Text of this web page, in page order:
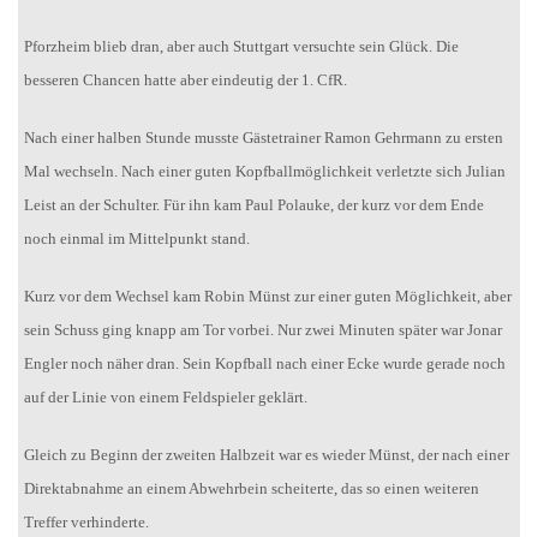
Pforzheim blieb dran, aber auch Stuttgart versuchte sein Glück. Die
besseren Chancen hatte aber eindeutig der 1. CfR.
Nach einer halben Stunde musste Gästetrainer Ramon Gehrmann zu ersten
Mal wechseln. Nach einer guten Kopfballmöglichkeit verletzte sich Julian
Leist an der Schulter. Für ihn kam Paul Polauke, der kurz vor dem Ende
noch einmal im Mittelpunkt stand.
Kurz vor dem Wechsel kam Robin Münst zur einer guten Möglichkeit, aber
sein Schuss ging knapp am Tor vorbei. Nur zwei Minuten später war Jonar
Engler noch näher dran. Sein Kopfball nach einer Ecke wurde gerade noch
auf der Linie von einem Feldspieler geklärt.
Gleich zu Beginn der zweiten Halbzeit war es wieder Münst, der nach einer
Direktabnahme an einem Abwehrbein scheiterte, das so einen weiteren
Treffer verhinderte.